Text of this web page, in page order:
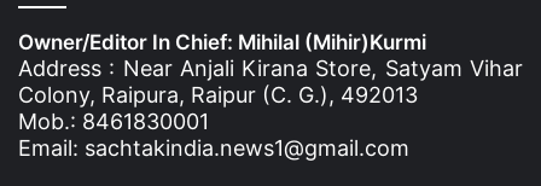
Owner/Editor In Chief: Mihilal (Mihir)Kurmi
Address : Near Anjali Kirana Store, Satyam Vihar
Colony, Raipura, Raipur (C. G.), 492013
Mob.: 8461830001
Email: sachtakindia.news1@gmail.com